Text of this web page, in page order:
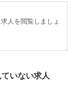
人を閲覧しましょ
いない求人